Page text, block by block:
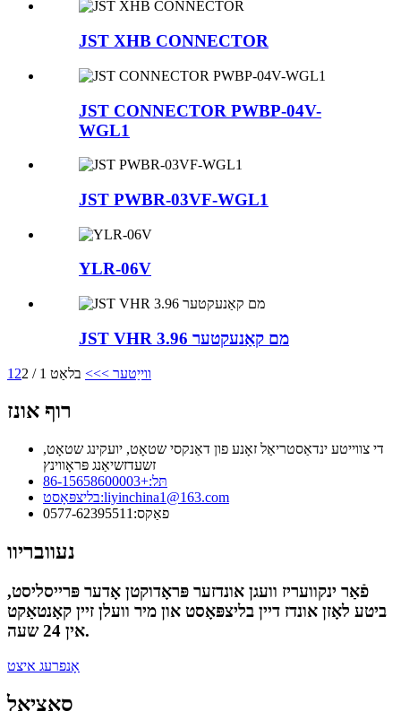
JST XHB CONNECTOR
JST CONNECTOR PWBP-04V-
WGL1
JST PWBR-03VF-WGL1
YLR-06V
JST VHR 3.96 מם קאַנעקטער
1 2 ווייַטער >>> בלאַט 1 / 2
רוף אונז
די צווייטע ינדאַסטריאַל זאָנע פון ​​דאַנקסי שטאָט, יועקינג שטאָט,
זשעדזשיאַנג פּראָווינץ
תּל:+86-15658600003
בליצפּאָסט:liyinchina1@163.com
פאַקס: 0577-62395511
נעוובריוו
פֿאַר ינקוועריז וועגן אונדזער פּראָדוקטן אָדער פּרייסליסט,
ביטע לאָזן אונדז דיין בליצפּאָסט און מיר וועלן זיין קאָנטאַקט
אין 24 שעה.
אָנפרעג איצט
סאציאל